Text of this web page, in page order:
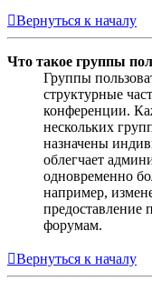
Вернуться к началу
Что такое группы
Группы
структурные
конференции.
нескольких
назначены
облегчает
одновременно
например,
предоставление
форумам.
Вернуться к началу